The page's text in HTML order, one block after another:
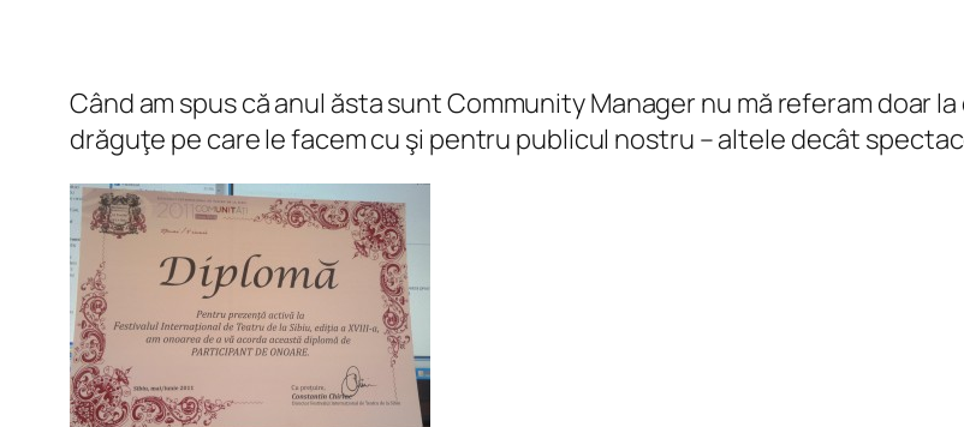
Când am spus că anul ăsta sunt Community Manager nu mă referam doar
drăguţe pe care le facem cu şi pentru publicul nostru – altele decât